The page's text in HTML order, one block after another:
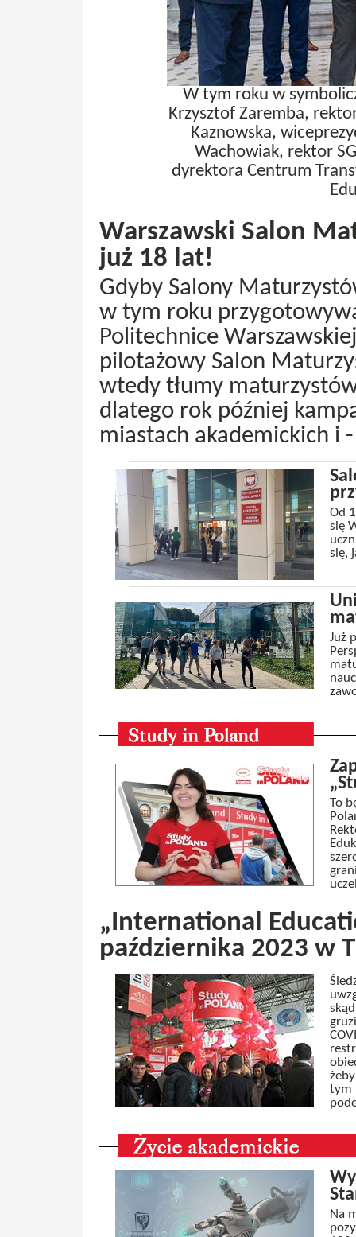
W tym roku w
Krzysztof Zaremba,
Kaznowska,
Wachowiak, rektor
dyrektora Centrum
Warszawski Salon
już 18 lat!
Gdyby Salony
w tym roku
Politechnice
pilotażowy Salon
wtedy tłumy
dlatego rok później
miastach akademickich i
Od
się
się,
Już
To
„International
października 2023 w
tym
Na